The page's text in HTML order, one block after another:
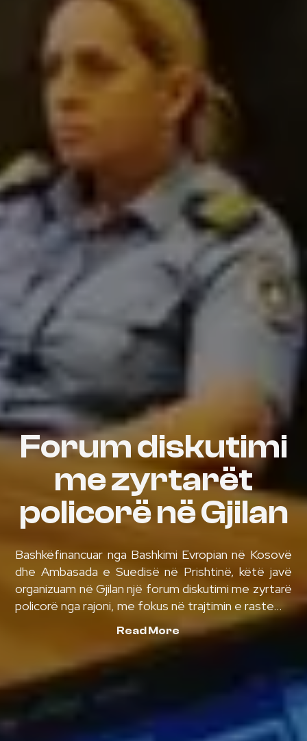
Forum diskutimi
me zyrtarët
policorë në Gjilan
Bashkëfinancuar nga Bashkimi Evropian në Kosovë
dhe Ambasada e Suedisë në Prishtinë, këtë javë
organizuam në Gjilan një forum diskutimi me zyrtarë
policorë nga rajoni, me fokus në trajtimin e raste...
Read More